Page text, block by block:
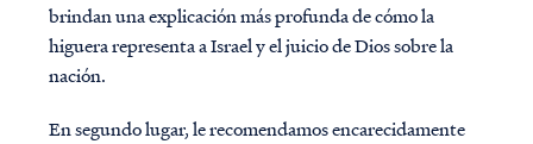
brindan una explicación más profunda de cómo la
higuera representa a Israel y el juicio de Dios sobre la
nación.
En segundo lugar, le recomendamos encarecidamente